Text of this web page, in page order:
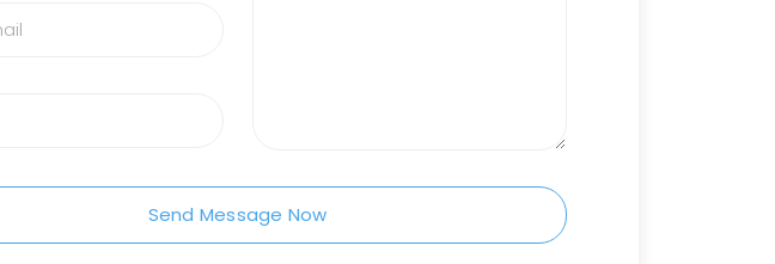
Send Message Now